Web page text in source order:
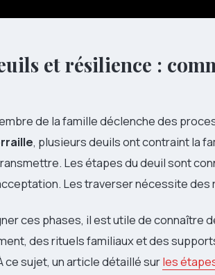
et résilience :
de la famille déclenche des
, plusieurs deuils ont contraint la
Les étapes du deuil sont
Les traverser nécessite
ces phases, il est utile de connaître
des rituels familiaux et des
ce sujet, un article détaillé surles